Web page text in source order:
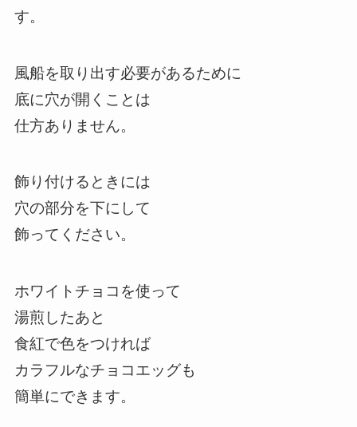
す。
風船を取り出す必要があるために
底に穴が開くことは
仕方ありません。
飾り付けるときには
穴の部分を下にして
飾ってください。
ホワイトチョコを使って
湯煎したあと
食紅で色をつければ
カラフルなチョコエッグも
簡単にできます。